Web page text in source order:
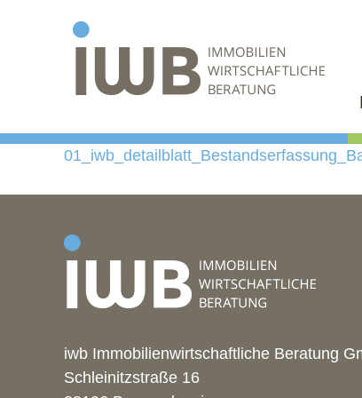
iwb Immobilienwirtschaftliche Beratung
Schleinitzstraße 16